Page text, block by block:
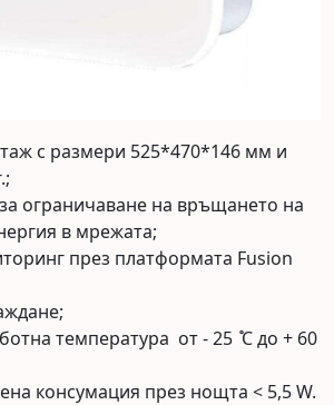
с размери 525*470*146 мм и
ограничаване на връщането на
в мрежата;
през платформата Fusion
температура от - 25 ̊C до + 60
консумация през нощта < 5,5 W.